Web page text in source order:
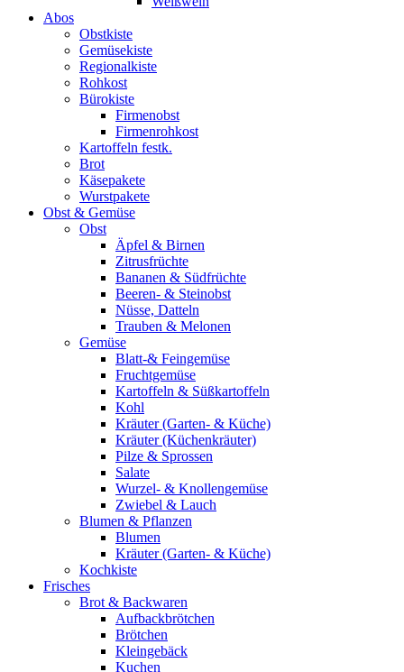
Abos
Obstkiste
Gemüsekiste
Regionalkiste
Rohkost
Bürokiste
Firmenobst
Firmenrohkost
Kartoffeln festk.
Brot
Käsepakete
Wurstpakete
Obst & Gemüse
Obst
Äpfel & Birnen
Zitrusfrüchte
Bananen & Südfrüchte
Beeren- & Steinobst
Nüsse, Datteln
Trauben & Melonen
Gemüse
Blatt-& Feingemüse
Fruchtgemüse
Kartoffeln & Süßkartoffeln
Kohl
Kräuter (Garten- & Küche)
Kräuter (Küchenkräuter)
Pilze & Sprossen
Salate
Wurzel- & Knollengemüse
Zwiebel & Lauch
Blumen & Pflanzen
Blumen
Kräuter (Garten- & Küche)
Kochkiste
Frisches
Brot & Backwaren
Aufbackbrötchen
Brötchen
Kleingebäck
Kuchen